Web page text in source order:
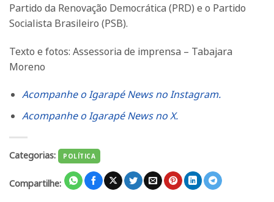
Partido da Renovação Democrática (PRD) e o Partido
Socialista Brasileiro (PSB).
Texto e fotos: Assessoria de imprensa – Tabajara
Moreno
Acompanhe o Igarapé News no Instagram.
Acompanhe o Igarapé News no X.
Categorias: POLÍTICA
Compartilhe: